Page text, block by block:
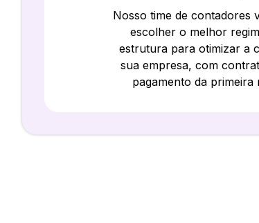
Nosso time de contadores
escolher o melhor
estrutura para otimizar a
sua empresa, com
pagamento da primeira